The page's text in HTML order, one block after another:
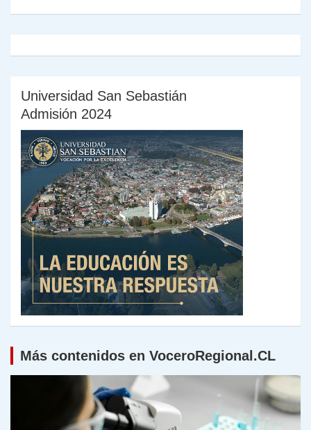
Universidad San Sebastián
Admisión 2024
Más contenidos en VoceroRegional.CL